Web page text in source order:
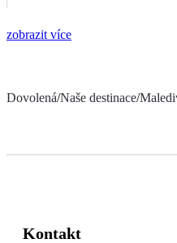
zobrazit více
Dovolená/Naše destinace/
Kontakt